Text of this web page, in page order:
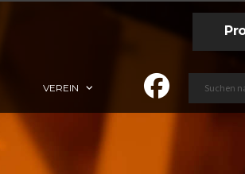
VEREIN